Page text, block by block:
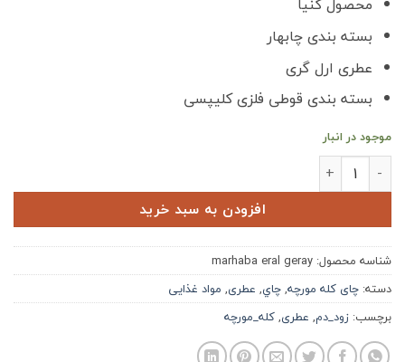
بسته بندی چابهار
عطری ارل گری
بسته بندی قوطی فلزی کلیپسی
موجود در انبار
چای مرحبا کله مورچه کنیا عطری عدد
افزودن به سبد خرید
شناسه محصول: marhaba eral geray
دسته: چای کله مورچه,چاي, عطری, مواد غذایی
برچسب: زود_دم, عطری,کله_مورچه